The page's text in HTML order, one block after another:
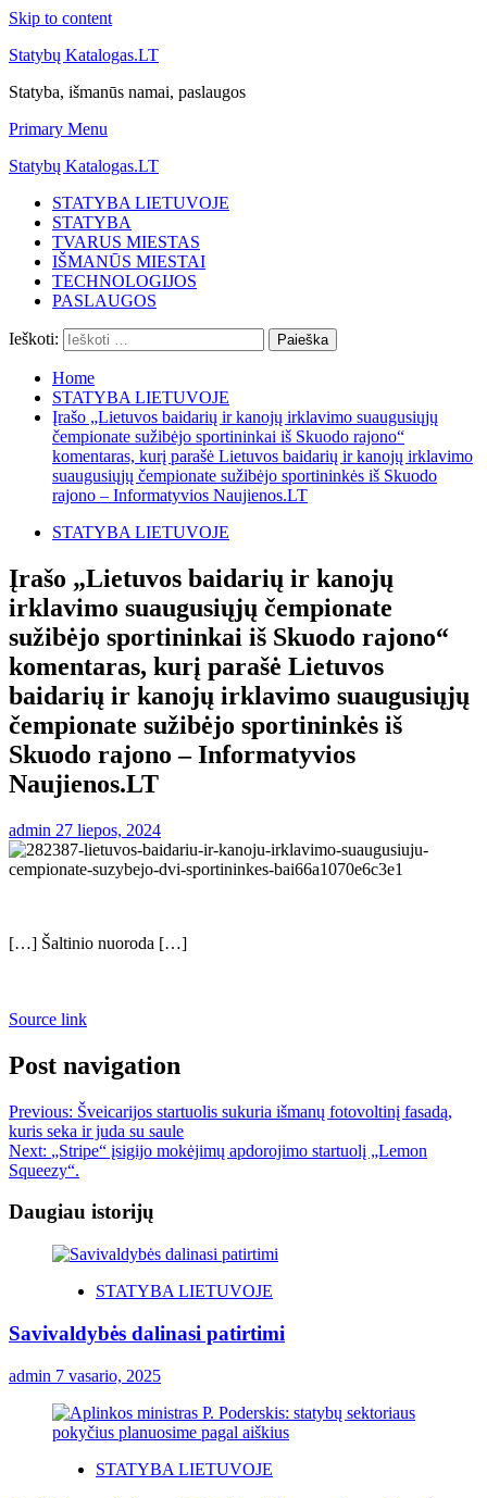
Skip to content
Statybų Katalogas.LT
Statyba, išmanūs namai, paslaugos
Primary Menu
Statybų Katalogas.LT
STATYBA LIETUVOJE
STATYBA
TVARUS MIESTAS
IŠMANŪS MIESTAI
TECHNOLOGIJOS
PASLAUGOS
Ieškoti:
Home
STATYBA LIETUVOJE
Įrašo „Lietuvos baidarių ir kanojų irklavimo suaugusiųjų
čempionate sužibėjo sportininkai iš Skuodo rajono“
komentaras, kurį parašė Lietuvos baidarių ir kanojų irklavimo
suaugusiųjų čempionate sužibėjo sportininkės iš Skuodo
rajono – Informatyvios Naujienos.LT
STATYBA LIETUVOJE
Įrašo „Lietuvos baidarių ir kanojų
irklavimo suaugusiųjų čempionate
sužibėjo sportininkai iš Skuodo rajono“
komentaras, kurį parašė Lietuvos
baidarių ir kanojų irklavimo suaugusiųjų
čempionate sužibėjo sportininkės iš
Skuodo rajono – Informatyvios
Naujienos.LT
admin 27 liepos, 2024
[…] Šaltinio nuoroda […]
Source link
Post navigation
Previous: Šveicarijos startuolis sukuria išmanų fotovoltinį fasadą,
kuris seka ir juda su saule
Next: „Stripe“ įsigijo mokėjimų apdorojimo startuolį „Lemon
Squeezy“.
Daugiau istorijų
STATYBA LIETUVOJE
Savivaldybės dalinasi patirtimi
admin 7 vasario, 2025
STATYBA LIETUVOJE